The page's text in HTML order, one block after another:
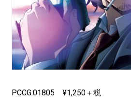
PCCG.01805 ¥1,250＋税